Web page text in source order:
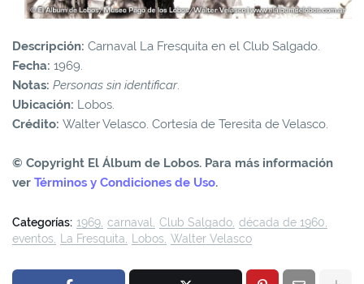
Descripción: Carnaval La Fresquita en el Club Salgado.
Fecha: 1969.
Notas: Personas sin identificar.
Ubicación: Lobos.
Crédito: Walter Velasco. Cortesía de Teresita de Velasco.
© Copyright El Álbum de Lobos. Para más información
ver Términos y Condiciones de Uso.
Categorías: 1969 carnaval Club Salgado década de 1960
eventos
La Fresquita Lobos Walter Velasco